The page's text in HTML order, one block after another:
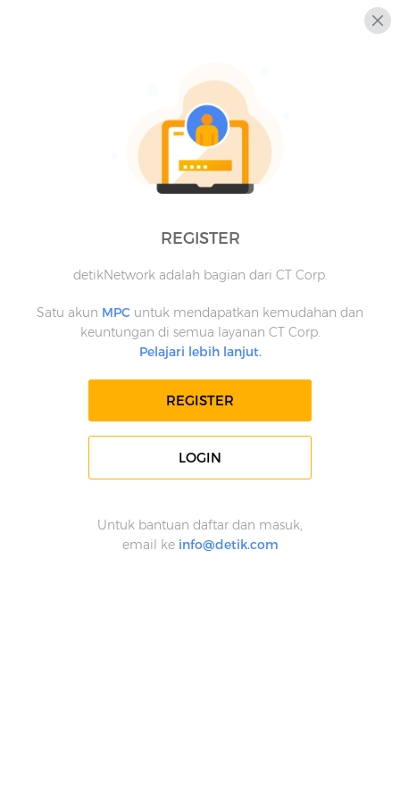
REGISTER
detikNetwork adalah bagian dari CT Corp.
Satu akun MPC untuk mendapatkan kemudahan dan
keuntungan di semua layanan CT Corp.
Pelajari lebih lanjut.
REGISTER
LOGIN
Untuk bantuan daftar dan masuk,
email ke info@detik.com